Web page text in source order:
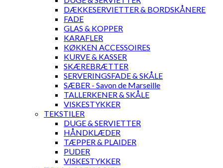
DÆKKESERVIETTER & BORDSKÅNERE
FADE
GLAS & KOPPER
KARAFLER
KØKKEN ACCESSOIRES
KURVE & KASSER
SKÆREBRÆTTER
SERVERINGSFADE & SKÅLE
SÆBER - Savon de Marseille
TALLERKENER & SKÅLE
VISKESTYKKER
TEKSTILER
DUGE & SERVIETTER
HÅNDKLÆDER
TÆPPER & PLAIDER
PUDER
VISKESTYKKER